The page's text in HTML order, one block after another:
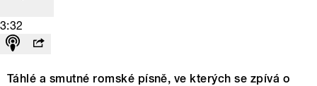
3:32
Táhlé a smutné romské písně, ve kterých se zpívá o